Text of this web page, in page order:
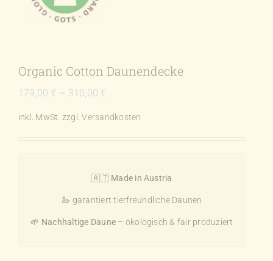
Organic Cotton Daunendecke
179,00 € – 310,00 €
inkl. MwSt. zzgl.Versandkosten
🇦🇹 Made in Austria
🦢 garantiert tierfreundliche Daunen
🌱 Nachhaltige Daune – ökologisch & fair produziert